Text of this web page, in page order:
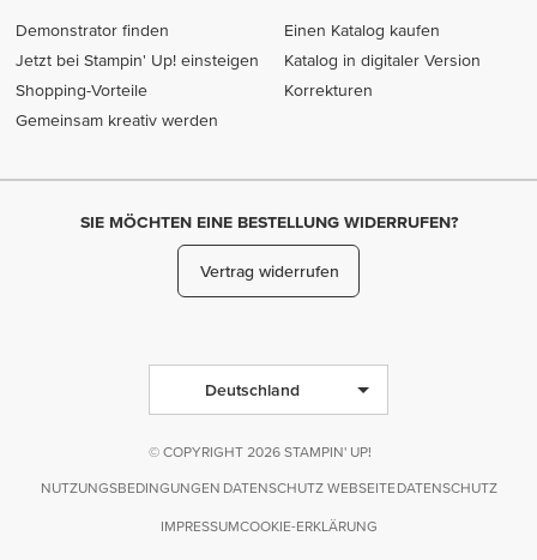
Demonstrator finden
Jetzt bei Stampin' Up! einsteigen
Shopping-Vorteile
Gemeinsam kreativ werden
Einen Katalog kaufen
Katalog in digitaler Version
Korrekturen
SIE MÖCHTEN EINE BESTELLUNG WIDERRUFEN?
Vertrag widerrufen
Deutschland
© COPYRIGHT 2026 STAMPIN' UP!
NUTZUNGSBEDINGUNGEN DATENSCHUTZ WEBSEITE DATENSCHUTZ
IMPRESSUMCOOKIE-ERKLÄRUNG